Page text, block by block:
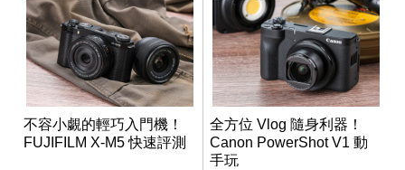
不容小覷的輕巧入門機！
FUJIFILM X-M5 快速評測
全方位 Vlog 隨身利器！
Canon PowerShot V1 動
手玩